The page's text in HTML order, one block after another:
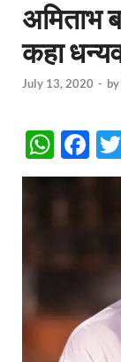
अमिताभ
कहा
July 13, 2020 - by
W
h
at
p
F
ac
b
o
k